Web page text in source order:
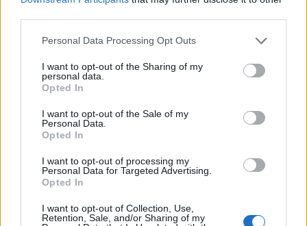
Please note that this website/app uses one or more Google
not limited to your visit or usage behaviour. You may click to
grant or deny consent to Google and its third-party tags to
use your data for below specified purposes in below Google
consent section.
Personal Data Processing Opt Outs
I want to opt-out of the Sharing of my
personal data.
Opted In
I want to opt-out of the Sale of my
Personal Data.
Opted In
I want to opt-out of processing my
Personal Data for Targeted Advertising.
Opted In
I want to opt-out of Collection, Use,
Retention, Sale, and/or Sharing of my
Távirányítós helikopter
ToyaHSW•2024. augusztus 20.
Ezúttal egy igazán érdekes régi játékot hoztam
nektek, amire véletlenül találtam rá az interneten.
lehet, egyszerűen csak megtetszett és így le is
csaptam rá.Ennek a hirtelen döntésnek
által gyártott…